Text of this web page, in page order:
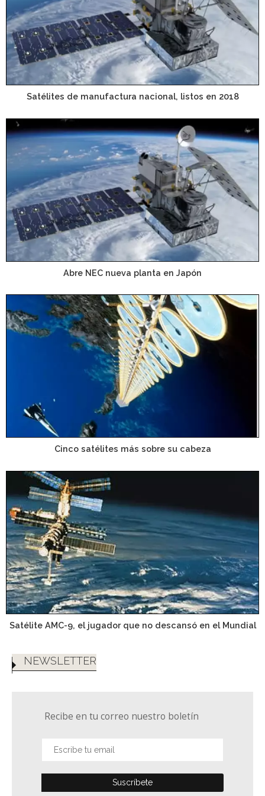
Satélites de manufactura nacional, listos en 2018
Abre NEC nueva planta en Japón
Cinco satélites más sobre su cabeza
Satélite AMC-9, el jugador que no descansó en el Mundial
NEWSLETTER
Recibe en tu correo nuestro boletín